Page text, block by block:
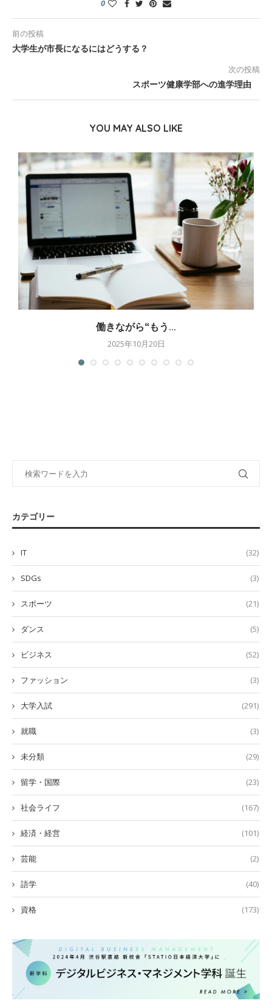
0
前の投稿
大学生が市長になるにはどうする？
次の投稿
スポーツ健康学部への進学理由
YOU MAY ALSO LIKE
働きながら“もう...
2025年10月20日
カテゴリー
IT (32)
SDGs (3)
スポーツ (21)
ダンス (5)
ビジネス (52)
ファッション (3)
大学入試 (291)
就職 (3)
未分類 (29)
留学・国際 (23)
社会ライフ (167)
経済・経営 (101)
芸能 (2)
語学 (40)
資格 (173)